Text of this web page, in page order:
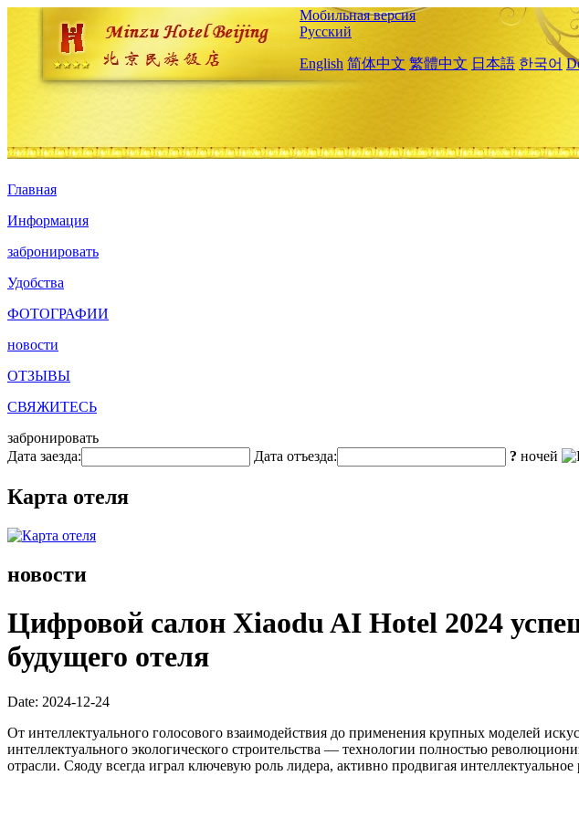
Мобильная версия
Русский
English 简体中文 繁體中文 日本語 한국어
Главная
Информация
забронировать
Удобства
ФОТОГРАФИИ
новости
ОТЗЫВЫ
СВЯЖИТЕСЬ
забронировать
Дата заезда:
Дата отъезда: ? ночей
Карта отеля
новости
Цифровой салон Xiaodu AI Hotel 2024
будущего отеля
Date: 2024-12-24
От интеллектуального голосового взаимодействия до применения крупных моделей
интеллектуального экологического строительства — технологии полностью
отрасли. Сяоду всегда играл ключевую роль лидера, активно продвигая